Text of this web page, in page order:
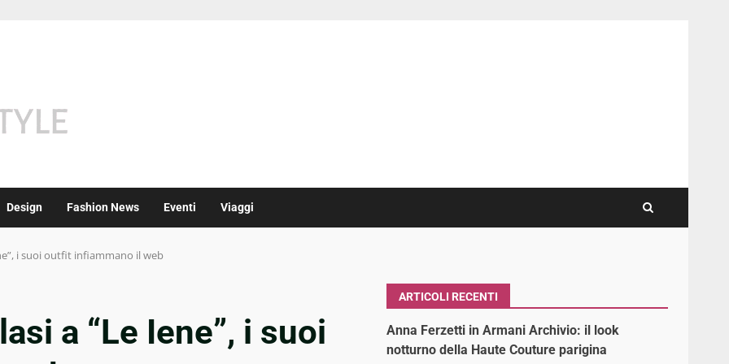
Design Fashion News Eventi Viaggi
i suoi outfit infiammano il web
a “Le Iene”, i suoi
ARTICOLI RECENTI
Anna Ferzetti in Armani Archivio: il look
notturno della Haute Couture parigina